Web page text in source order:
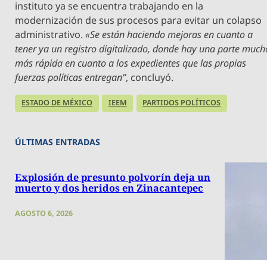
instituto ya se encuentra trabajando en la
modernización de sus procesos para evitar un colapso
administrativo.«Se están haciendo mejoras en cuanto a
tener ya un registro digitalizado, donde hay una parte
más rápida en cuanto a los expedientes que las propias
fuerzas políticas entregan”, concluyó.
ESTADO DE MÉXICO IEEM PARTIDOS POLÍTICOS
ÚLTIMAS ENTRADAS
Explosión de presunto polvorín deja un
muerto y dos heridos en Zinacantepec
AGOSTO 6, 2026